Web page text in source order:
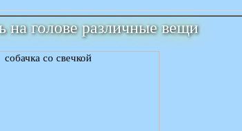
на голове различные вещи